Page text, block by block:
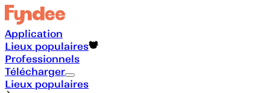
Application
Lieux populaires
Professionnels
Télécharger
Lieux populaires